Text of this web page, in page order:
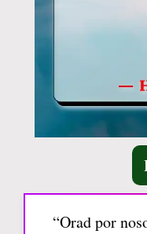
“Orad por